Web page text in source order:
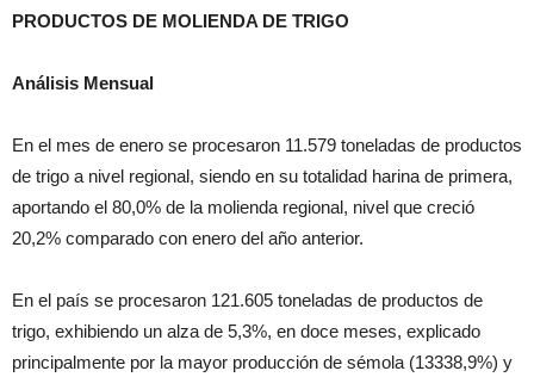
PRODUCTOS DE MOLIENDA DE TRIGO
Análisis Mensual
En el mes de enero se procesaron 11.579 toneladas de productos
de trigo a nivel regional, siendo en su totalidad harina de primera,
aportando el 80,0% de la molienda regional, nivel que creció
20,2% comparado con enero del año anterior.
En el país se procesaron 121.605 toneladas de productos de
trigo, exhibiendo un alza de 5,3%, en doce meses, explicado
principalmente por la mayor producción de sémola (13338,9%) y